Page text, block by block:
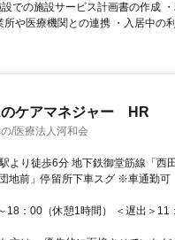
での施設サービス計画書の作成
や医療機関との連携 ・入居中の
のケアマネジャー HR
/医療法人河和会
地前」停留所下車スグ ※車通勤可
18：00（休憩1時間） ＜遅出＞11